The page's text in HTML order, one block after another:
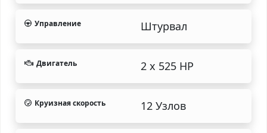
Управление Штурвал
Двигатель 2 x 525 HP
Круизная скорость 12 Узлов